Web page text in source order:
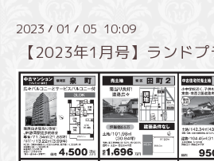
2023 / 01 / 05 10:09
【2023年1月号】ランド